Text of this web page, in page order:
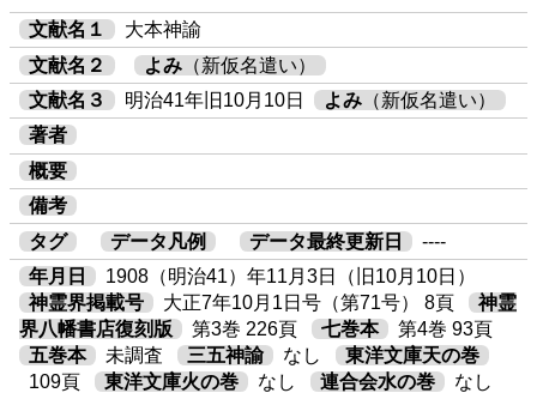
文献名１
大本神諭
文献名２
よみ （新仮名遣い）
文献名３
明治41年旧10月10日 よみ （新仮名遣い）
著者
概要
備考
タグ
データ凡例 データ最終更新日
----
年月日
1908（明治41）年11月3日（旧10月10日）
神霊界掲載号
大正7年10月1日号（第71号） 8頁
神霊
界八幡書店復刻版
第3巻 226頁 七巻本
第4巻 93頁
五巻本
未調査 三五神諭 なし
東洋文庫天の巻
109頁
東洋文庫火の巻 なし 連合会水の巻
なし